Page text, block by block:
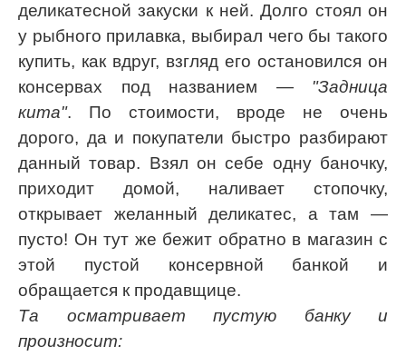
деликатесной закуски к ней. Долго стоял он
у рыбного прилавка, выбирал чего бы такого
купить, как вдруг, взгляд его остановился он
консервах под названием — "Задница
кита". По стоимости, вроде не очень
дорого, да и покупатели быстро разбирают
данный товар. Взял он себе одну баночку,
приходит домой, наливает стопочку,
открывает желанный деликатес, а там —
пусто! Он тут же бежит обратно в магазин с
этой пустой консервной банкой и
обращается к продавщице.
Та осматривает пустую банку и
произносит: